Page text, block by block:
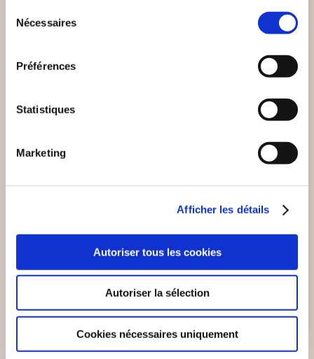
Nécessaires
Préférences
Statistiques
Marketing
Afficher les détails
Autoriser tous les cookies
Autoriser la sélection
Cookies nécessaires uniquement
Rosarium
COEUR DE JÉSUS
JP MONIER
PISTES POUR
Religions & spiritualité